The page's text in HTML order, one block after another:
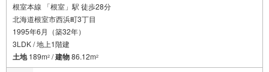
根室本線 「根室」駅 徒歩28分
北海道根室市西浜町3丁目
1995年6月（築32年）
3LDK / 地上1階建
土地189m2 /建物86.12m2